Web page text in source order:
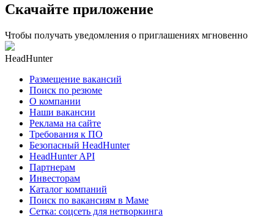
Скачайте приложение
Чтобы получать уведомления о приглашениях мгновенно
HeadHunter
Размещение вакансий
Поиск по резюме
О компании
Наши вакансии
Реклама на сайте
Требования к ПО
Безопасный HeadHunter
HeadHunter API
Партнерам
Инвесторам
Каталог компаний
Поиск по вакансиям в Маме
Сетка: соцсеть для нетворкинга